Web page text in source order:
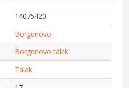
14075420
Borgonovo
Borgonovo tálak
Tálak